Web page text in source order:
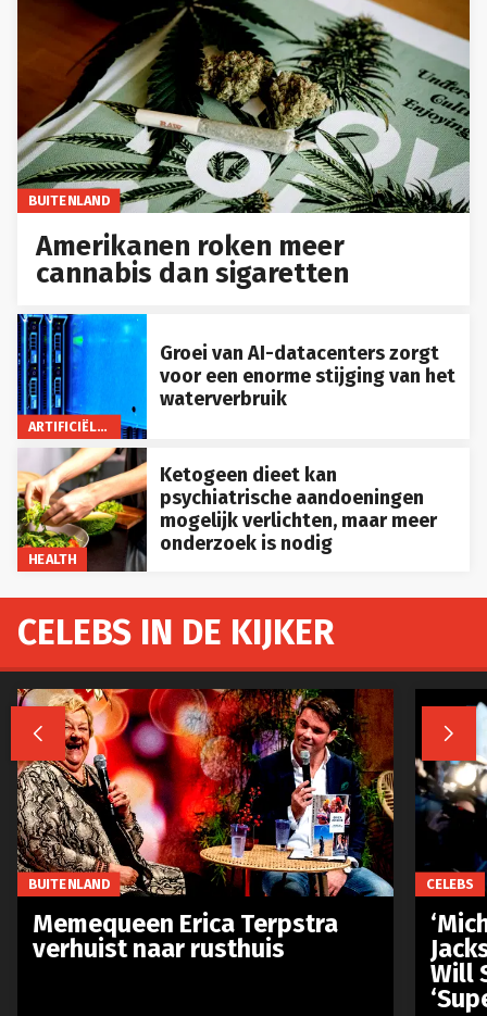
BUITENLAND
Amerikanen roken meer
cannabis dan sigaretten
ARTIFICIËLE INTELLIGENTIE
Groei van AI-datacenters zorgt
voor een enorme stijging van het
waterverbruik
HEALTH
Ketogeen dieet kan
psychiatrische aandoeningen
mogelijk verlichten, maar meer
onderzoek is nodig
CELEBS IN DE KIJKER
 
BUITENLAND
Memequeen Erica Terpstra
verhuist naar rusthuis
CELEBS
Will